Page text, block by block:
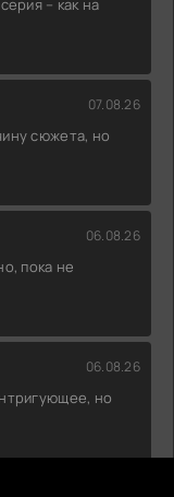
– как на
07.08.26
сюжета, но
06.08.26
пока не
06.08.26
но